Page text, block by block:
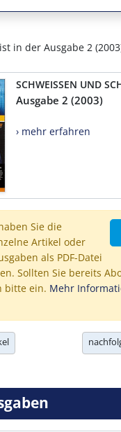
in der Ausgabe 2
SCHWEISSEN UND
Ausgabe 2 (2003)
› mehr erfahren
Sie die
Artikel oder
als PDF-Datei
Sollten Sie bereits
bitte ein. Mehr